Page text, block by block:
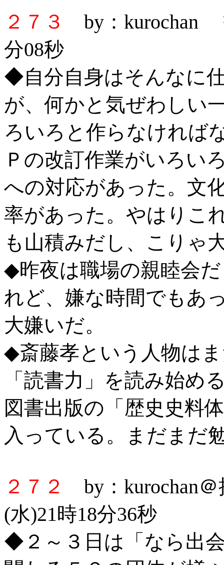
２７３
by：kurochan
分08秒
◆自分自身はそんなに
が、何かと気ぜわしい
ろいろと作らなければ
Ｐの改訂作業がいろい
への対応があった。文
率があった。やはりこ
も山積みだし、こりゃ
◆昨夜は職場の親睦会
れど、嫌な時間でもあ
大嫌いだ。
◆斎藤孝という人物は
「読書力」を読み始め
図書出版の「歴史史料
入っている。まだまだ
２７２
by：kurochan
(水)21時18分36秒
◆２～３日は「なら出